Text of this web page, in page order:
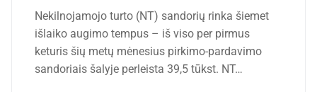
Nekilnojamojo turto (NT) sandorių rinka šiemet
išlaiko augimo tempus – iš viso per pirmus
keturis šių metų mėnesius pirkimo-pardavimo
sandoriais šalyje perleista 39,5 tūkst. NT…